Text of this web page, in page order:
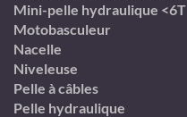
Mini-pelle hydraulique <6T
Motobasculeur
Nacelle
Niveleuse
Pelle à câbles
Pelle hydraulique